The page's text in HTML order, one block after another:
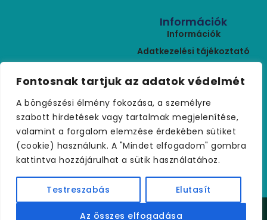
Fontosnak tartjuk az adatok védelmét
A böngészési élmény fokozása, a személyre
szabott hirdetések vagy tartalmak megjelenítése,
valamint a forgalom elemzése érdekében sütiket
(cookie) használunk. A "Mindet elfogadom" gombra
kattintva hozzájárulhat a sütik használatához.
Testreszabás Elutasít
Az összes elfogadása
Kapcsolat
+36 (30) 459 9970
palmakerteszet@gmail.com
Információk
Információk
Adatkezelési tájékoztató
Rólunk
Szállítási feltételek
Visszaküldés
Kapcsolat
Copyright © 2021 palmakerteszet.hu – Minden jog